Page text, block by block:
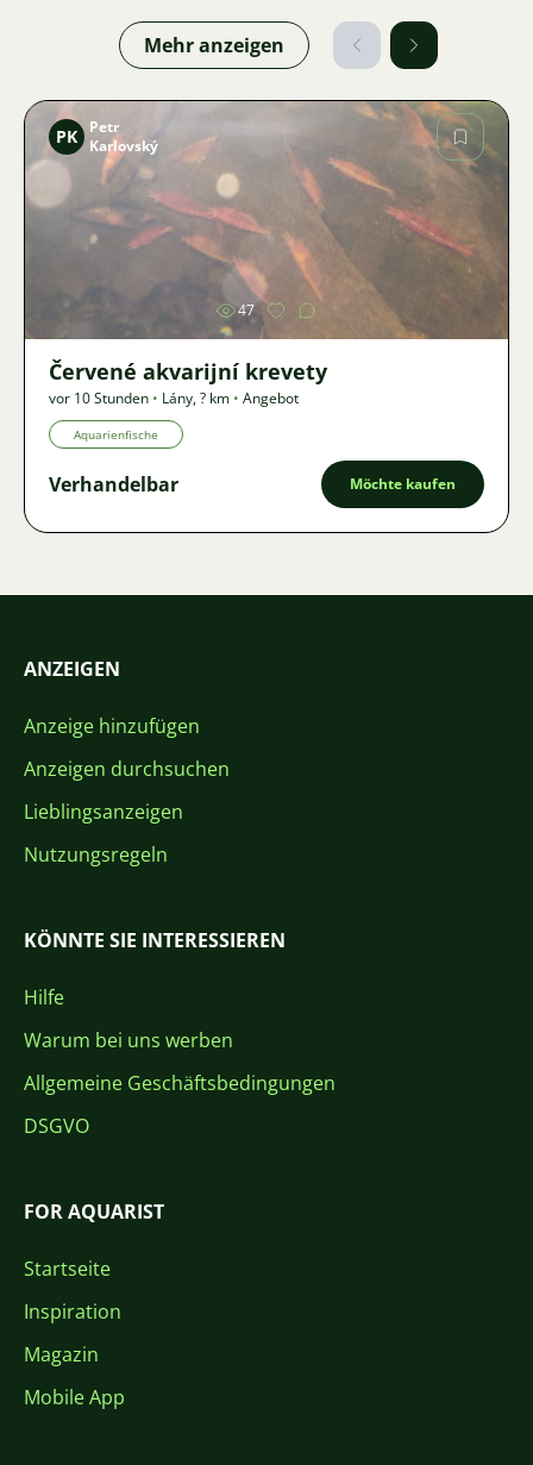
Mehr anzeigen
Bild
PK
Petr
Karlovský
47
Červené akvarijní krevety
vor 10 Stunden • Lány,? km • Angebot
Aquarienfische
Verhandelbar Möchte kaufen
ANZEIGEN
Anzeige hinzufügen
Anzeigen durchsuchen
Lieblingsanzeigen
Nutzungsregeln
KÖNNTE SIE INTERESSIEREN
Hilfe
Warum bei uns werben
Allgemeine Geschäftsbedingungen
DSGVO
FOR AQUARIST
Startseite
Inspiration
Magazin
Mobile App